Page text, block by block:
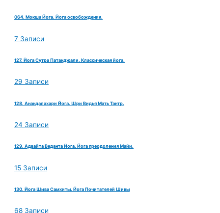
064. Мокша Йога. Йога освобождения.
7 Записи
127. Йога Сутра Патанджали. Классическая йога.
29 Записи
128. Анандалахари Йога. Шри Видья Мать Тантр.
24 Записи
129. Адвайта Веданта Йога. Йога преодоления Майи.
15 Записи
130. Йога Шива Самхиты. Йога Почитателей Шивы
68 Записи